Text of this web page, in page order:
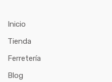
Inicio
Tienda
Ferretería
Blog